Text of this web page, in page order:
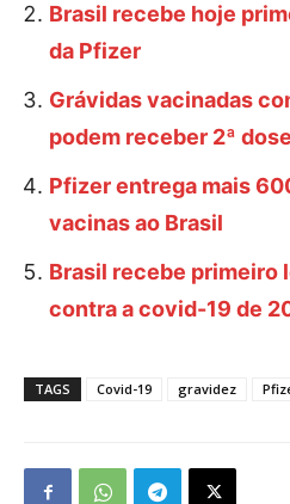
Brasil recebe hoje
da Pfizer
Grávidas vacinadas
podem receber 2ª
Pfizer entrega mais
vacinas ao Brasil
Brasil recebe primeiro
contra a covid-19 de
TAGS Covid-19 gravidez